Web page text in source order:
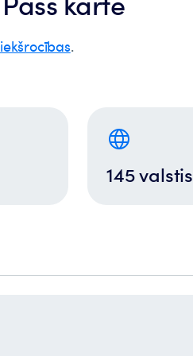
.
145 valstis